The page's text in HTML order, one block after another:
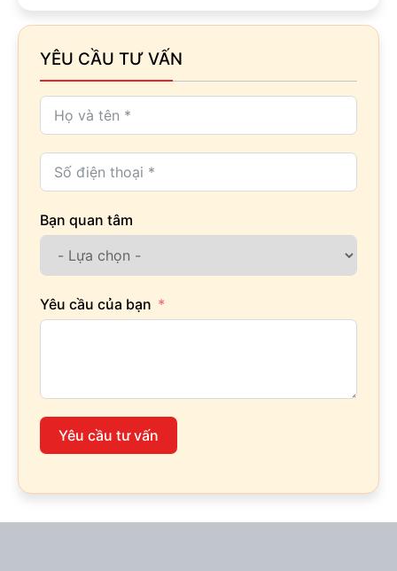
YÊU CẦU TƯ VẤN
Bạn quan tâm
Yêu cầu của bạn
Yêu cầu tư vấn